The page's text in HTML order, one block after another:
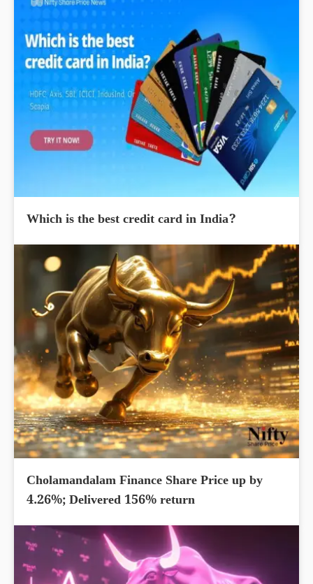
Which is the best credit card in India?
Cholamandalam Finance Share Price up by
4.26%; Delivered 156% return